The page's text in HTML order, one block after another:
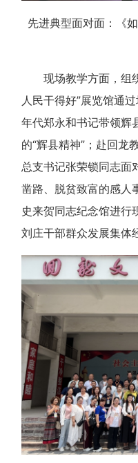
先进典型面对面：《
现场教学方面，组
人民干得好”展览馆通
年代郑永和书记带领辉
的“辉县精神”；赴回龙
总支书记张荣锁同志面
凿路、脱贫致富的感人
史来贺同志纪念馆进行
刘庄干部群众发展集体